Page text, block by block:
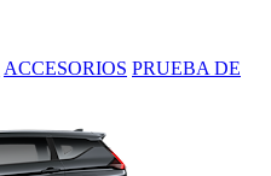
ACCESORIOS PRUEBA DE